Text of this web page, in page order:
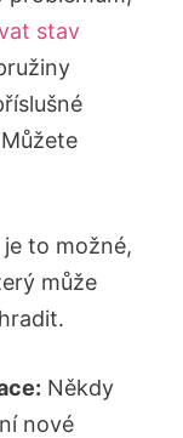
stav
je to možné,​
může
Někdy⁣
nové